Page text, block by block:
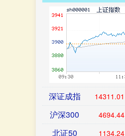
深证成指 14311.01
沪深300 4694.44
北证50 1134.24